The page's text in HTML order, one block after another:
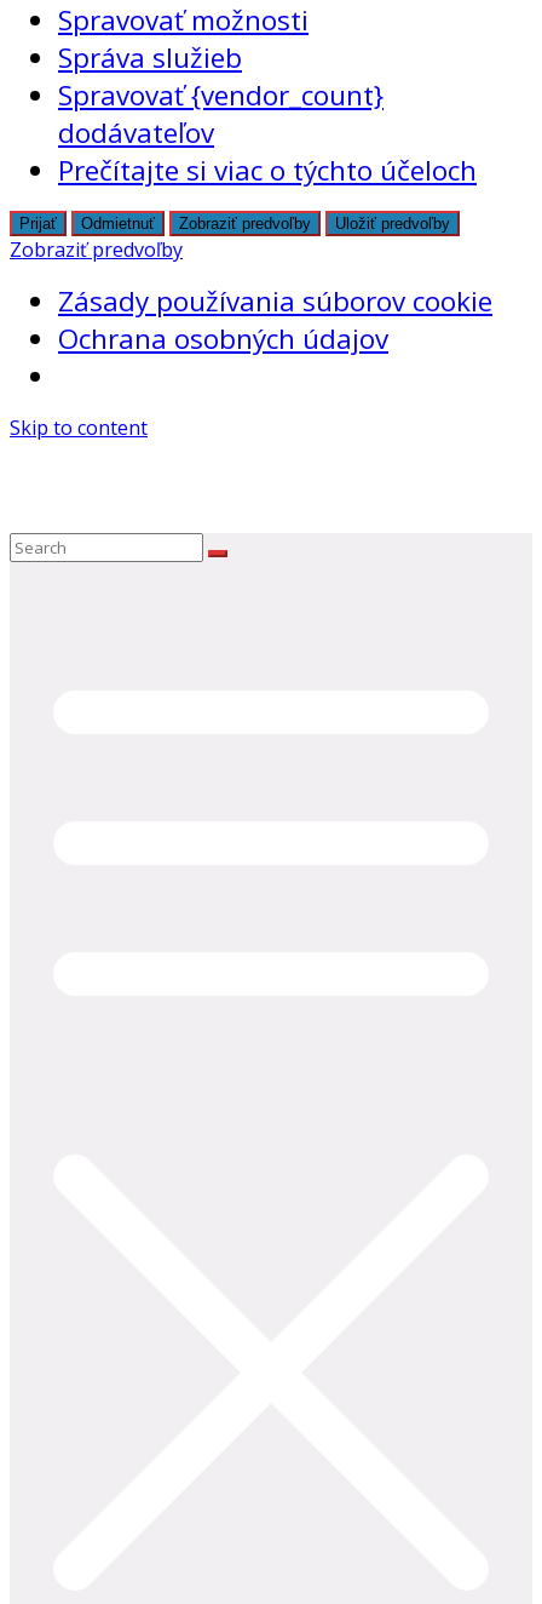
Spravovať možnosti
Správa služieb
Spravovať {vendor_count}
dodávateľov
Prečítajte si viac o týchto účeloch
Prijať Odmietnuť Zobraziť predvoľby Uložiť predvoľby
Zobraziť predvoľby
Zásady používania súborov cookie
Ochrana osobných údajov
Skip to content